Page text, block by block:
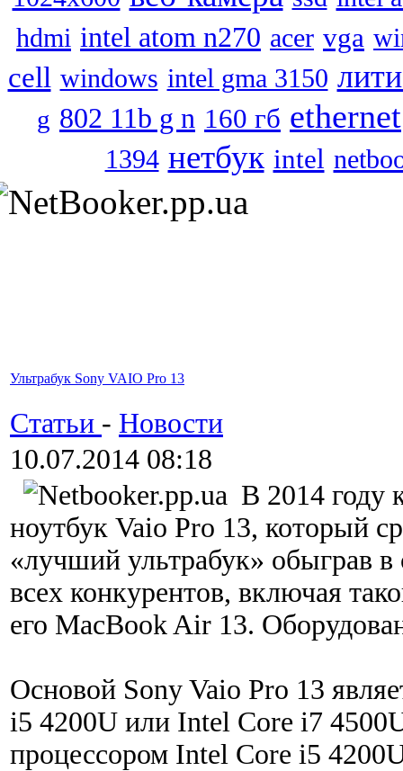
hdmi intel atom n270 acer vga
cell windows intel gma 3150
g 802 11b g n 160 гб ethernet
1394 нетбук intel
Ультрабук Sony VAIO Pro 13
Статьи - Новости
10.07.2014 08:18
В 2014 году
ноутбук Vaio Pro 13, который
«лучший ультрабук» обыграв
всех конкурентов, включая
его MacBook Air 13.
Основой Sony Vaio Pro 13
i5 4200U или Intel Core i7
процессором Intel Core i5